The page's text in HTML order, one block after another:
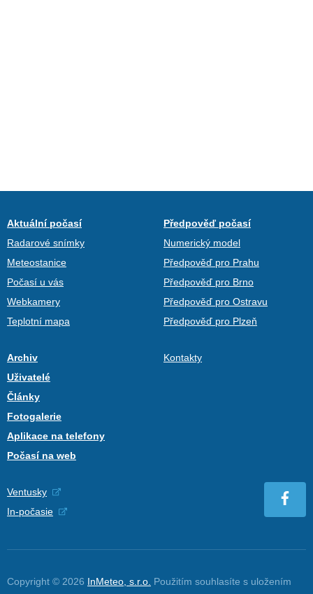
Aktuální počasí
Radarové snímky
Meteostanice
Počasí u vás
Webkamery
Teplotní mapa
Předpověď počasí
Numerický model
Předpověď pro Prahu
Předpověď pro Brno
Předpověď pro Ostravu
Předpověď pro Plzeň
Archiv
Uživatelé
Články
Fotogalerie
Aplikace na telefony
Počasí na web
Kontakty
Ventusky
In-počasie
Copyright © 2026 InMeteo, s.r.o. Použitím souhlasíte s uložením